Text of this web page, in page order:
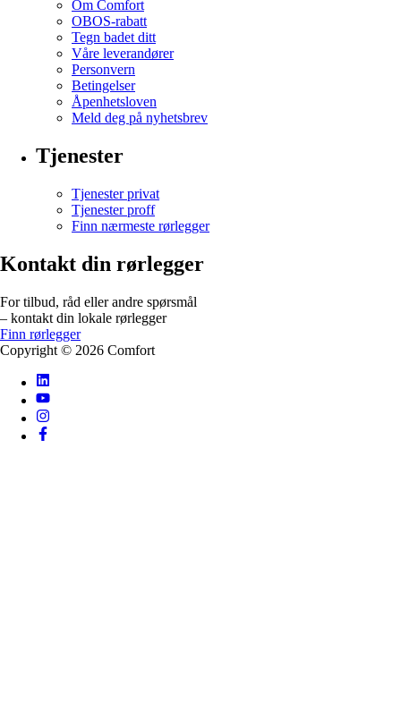
Om Comfort
OBOS-rabatt
Tegn badet ditt
Våre leverandører
Personvern
Betingelser
Åpenhetsloven
Meld deg på nyhetsbrev
Tjenester
Tjenester privat
Tjenester proff
Finn nærmeste rørlegger
Kontakt din rørlegger
For tilbud, råd eller andre spørsmål
– kontakt din lokale rørlegger
Finn rørlegger
Copyright © 2026 Comfort